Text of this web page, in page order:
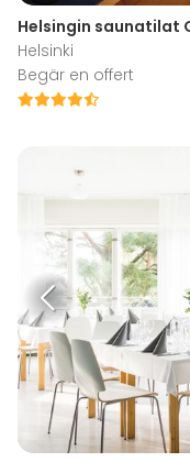
Helsinki
Begär en offert